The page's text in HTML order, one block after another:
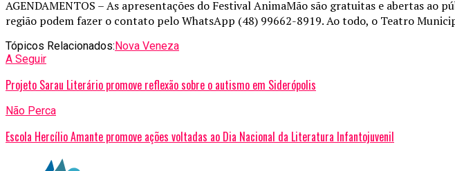
AGENDAMENTOS – As apresentações do Festival AnimaMão são gratuitas e abertas ao
região podem fazer o contato pelo WhatsApp (48) 99662-8919. Ao todo, o Teatro
Tópicos Relacionados:Nova Veneza
A Seguir
Projeto Sarau Literário promove reflexão sobre o autismo em Siderópolis
Não Perca
Escola Hercílio Amante promove ações voltadas ao Dia Nacional da Literatura Infantojuvenil